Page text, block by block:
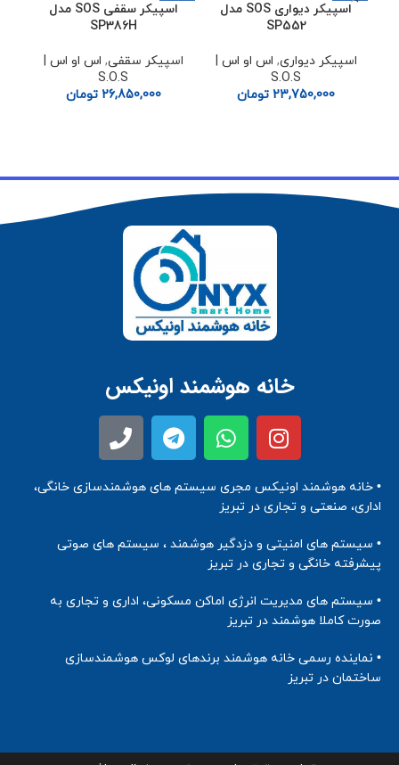
اسپیکر دیواری SOS مدل
SP552
اسپیکر دیواری, اس او اس |
S.O.S
23,750,000 تومان
اسپیکر سقفی SOS مدل
SP386H
اسپیکر سقفی, اس او اس |
S.O.S
26,850,000 تومان
خانه هوشمند اونیکس
• خانه هوشمند اونیکس مجری سیستم های هوشمندسازی خانگی،
اداری، صنعتی و تجاری در تبریز
• سیستم های امنیتی و دزدگیر هوشمند ، سیستم های صوتی
پیشرفته خانگی و تجاری در تبریز
• سیستم های مدیریت انرژی اماکن مسکونی، اداری و تجاری به
صورت کاملا هوشمند در تبریز
• نماینده رسمی خانه هوشمند برندهای لوکس هوشمندسازی
ساختمان در تبریز